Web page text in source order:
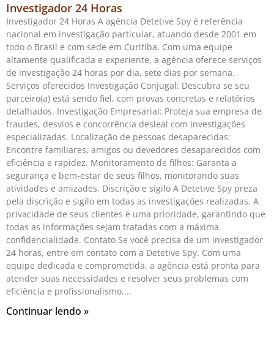
Investigador 24 Horas
Investigador 24 Horas A agência Detetive Spy é referência
nacional em investigação particular, atuando desde 2001 em
todo o Brasil e com sede em Curitiba. Com uma equipe
altamente qualificada e experiente, a agência oferece serviços
de investigação 24 horas por dia, sete dias por semana.
Serviços oferecidos Investigação Conjugal: Descubra se seu
parceiro(a) está sendo fiel, com provas concretas e relatórios
detalhados. Investigação Empresarial: Proteja sua empresa de
fraudes, desvios e concorrência desleal com investigações
especializadas. Localização de pessoas desaparecidas:
Encontre familiares, amigos ou devedores desaparecidos com
eficiência e rapidez. Monitoramento de filhos: Garanta a
segurança e bem-estar de seus filhos, monitorando suas
atividades e amizades. Discrição e sigilo A Detetive Spy preza
pela discrição e sigilo em todas as investigações realizadas. A
privacidade de seus clientes é uma prioridade, garantindo que
todas as informações sejam tratadas com a máxima
confidencialidade. Contato Se você precisa de um investigador
24 horas, entre em contato com a Detetive Spy. Com uma
equipe dedicada e comprometida, a agência está pronta para
atender suas necessidades e resolver seus problemas com
eficiência e profissionalismo.
Continuar lendo »